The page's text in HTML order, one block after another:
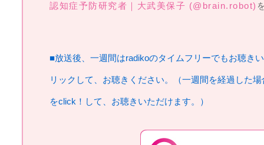
認知症予防研究者｜大武美保子 (@brain.robot)
■放送後、一週間はradikoのタイムフリーでもお聴き
リックして、お聴きください。（一週間を経過した
をclick！して、お聴きいただけます。）